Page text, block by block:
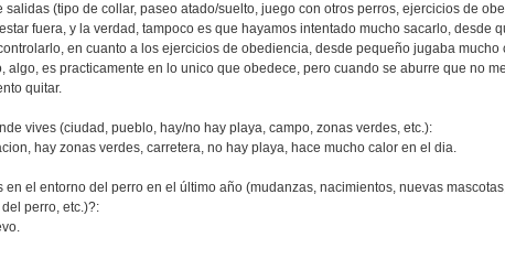
salidas (tipo de collar, paseo atado/suelto, juego con otros perros, ejercicios de
y la verdad, tampoco es que hayamos intentado mucho sacarlo, desde
en cuanto a los ejercicios de obediencia, desde pequeño jugaba
algo, es practicamente en lo unico que obedece, pero cuando se aburre que no
quitar.
vives (ciudad, pueblo, hay/no hay playa, campo, zonas verdes, etc.):
zonas verdes, carretera, no hay playa, hace mucho calor en el dia.
en el entorno del perro en el último año (mudanzas, nacimientos, nuevas
perro, etc.)?: